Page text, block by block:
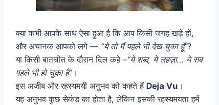
क्या कभी आपके साथ ऐसा हुआ है कि आप किसी जगह खड़े हों,
और अचानक आपको लगे — “ये तो मैं पहले भी देख चुका हूँ”?
या किसी बातचीत के दौरान दिल कहे –“ये शब्द, ये लहज़ा… ये सब
पहले भी हो चुका है”।
इस अजीब और रहस्यमयी अनुभव को कहते हैं Deja Vu ।
यह अनुभव कुछ सेकंड का होता है, लेकिन इसकी रहस्यमयता हमें